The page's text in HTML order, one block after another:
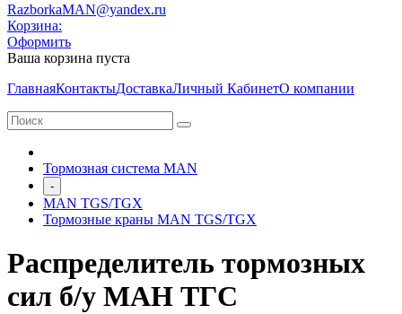
RazborkaMAN@yandex.ru
Корзина:
Оформить
Ваша корзина пуста
ГлавнаяКонтактыДоставкаЛичный КабинетО компании
Тормозная система MAN
-
MAN TGS/TGX
Тормозные краны MAN TGS/TGX
Распределитель тормозных
сил б/у МАН ТГС